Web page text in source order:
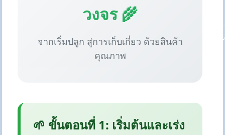
วงจร 🌾
จากเริ่มปลูก สู่การเก็บเกี่ยว ด้วยสินค้า
คุณภาพ
🌱 ขั้นตอนที่ 1: เริ่มต้นและเร่ง